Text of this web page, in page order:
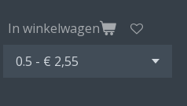
In winkelwagen